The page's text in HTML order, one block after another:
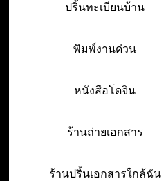
ปริ้นทะเบียนบ้าน
พิมพ์งานด่วน
หนังสือโดจิน
ร้านถ่ายเอกสาร
ร้านปริ้นเอกสารใกล้ฉัน